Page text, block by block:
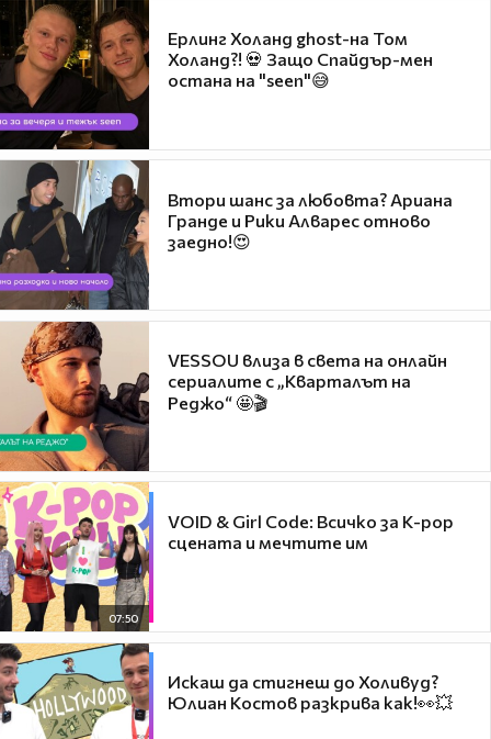
Ерлинг Холанд ghost-на Том
Холанд?! 💀 Защо Спайдър-мен
остана на "seen"😅
Втори шанс за любовта? Ариана
Гранде и Рики Алварес отново
заедно!😍
VESSOU влиза в света на онлайн
сериалите с „Кварталът на
Реджо“ 🤩🎬
07:50
VOID & Girl Code: Всичко за K-pop
сцената и мечтите им
Искаш да стигнеш до Холивуд?
Юлиан Костов разкрива как!👀💥